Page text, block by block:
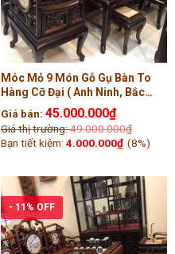
Móc Mỏ 9 Món Gỗ Gụ Bàn To
Hàng Cỡ Đại ( Anh Ninh, Bắc
Giang )
Giá bán: 45.000.000₫
Giá thị trường:49.000.000₫
Bạn tiết kiệm: 4.000.000₫ (8%)
- 11% OFF